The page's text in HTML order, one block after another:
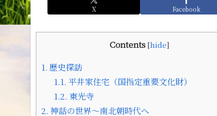
X Facebook
Contents [hide]
1. 歴史探訪
1.1. 平井家住宅（国指定重要文化財）
1.2. 東光寺
2. 神話の世界～南北朝時代へ